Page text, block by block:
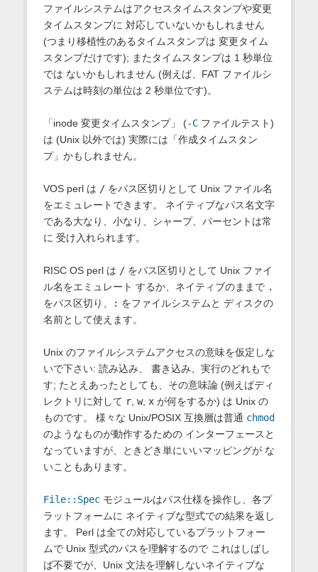
ファイルシステムはアクセスタイムスタンプや変更
タイムスタンプに 対応していないかもしれません
(つまり移植性のあるタイムスタンプは 変更タイム
スタンプだけです); またタイムスタンプは 1 秒単位
では ないかもしれません (例えば、FAT ファイルシ
ステムは時刻の単位は 2 秒単位です)。
「inode 変更タイムスタンプ」 (-Cファイルテスト)
は (Unix 以外では) 実際には「作成タイムスタン
プ」かもしれません。
VOS perl は /をパス区切りとして Unix ファイル名
をエミュレートできます。 ネイティブなパス名文字
である大なり、小なり、シャープ、パーセントは常
に 受け入れられます。
RISC OSperl は /をパス区切りとして Unix ファイ
ル名をエミュレート するか、ネイティブのままで .
をパス区切り、
: をファイルシステムと ディスクの
名前として使えます。
Unix のファイルシステムアクセスの意味を仮定しな
いで下さい: 読み込み、 書き込み、実行のどれもで
す; たとえあったとしても、その意味論 (例えばディ
レクトリに対して r, w, xが何をするか) は Unix の
ものです。 様々な Unix/POSIX 互換層は普通 chmod
のようなものが動作するための インターフェースと
なっていますが、ときどき単にいいマッピングが な
いこともあります。
File::Specモジュールはパス仕様を操作し、各プ
ラットフォームに ネイティブな型式での結果を返し
ます。 Perl は全ての対応しているプラットフォー
ムで Unix 型式のパスを理解するので これはしばし
ば不要でが、Unix 文法を理解しないネイティブな